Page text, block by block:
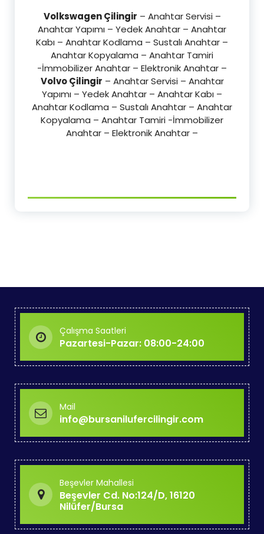
Volkswagen Çilingir – Anahtar Servisi –
Anahtar Yapımı – Yedek Anahtar – Anahtar
Kabı – Anahtar Kodlama – Sustalı Anahtar –
Anahtar Kopyalama – Anahtar Tamiri
-İmmobilizer Anahtar – Elektronik Anahtar –
Volvo Çilingir – Anahtar Servisi – Anahtar
Yapımı – Yedek Anahtar – Anahtar Kabı –
Anahtar Kodlama – Sustalı Anahtar – Anahtar
Kopyalama – Anahtar Tamiri -İmmobilizer
Anahtar – Elektronik Anahtar –
Çalışma Saatleri
Pazartesi-Pazar: 08:00-24:00
Mail
info@bursanilufercilingir.com
Beşevler Mahallesi
Beşevler Cd. No:124/D, 16120
Nilüfer/Bursa